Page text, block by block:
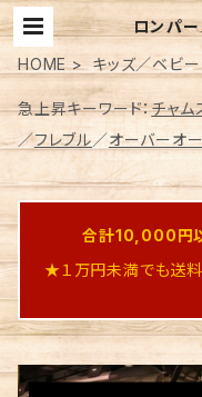
ロンパ
HOME
キッズ／ベビー
急上昇キーワード：チャム
／フレブル／オーバーオ
合計10,000円
★１万円未満でも送